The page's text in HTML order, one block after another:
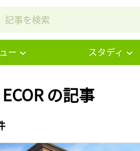
ー スタディ
の記事